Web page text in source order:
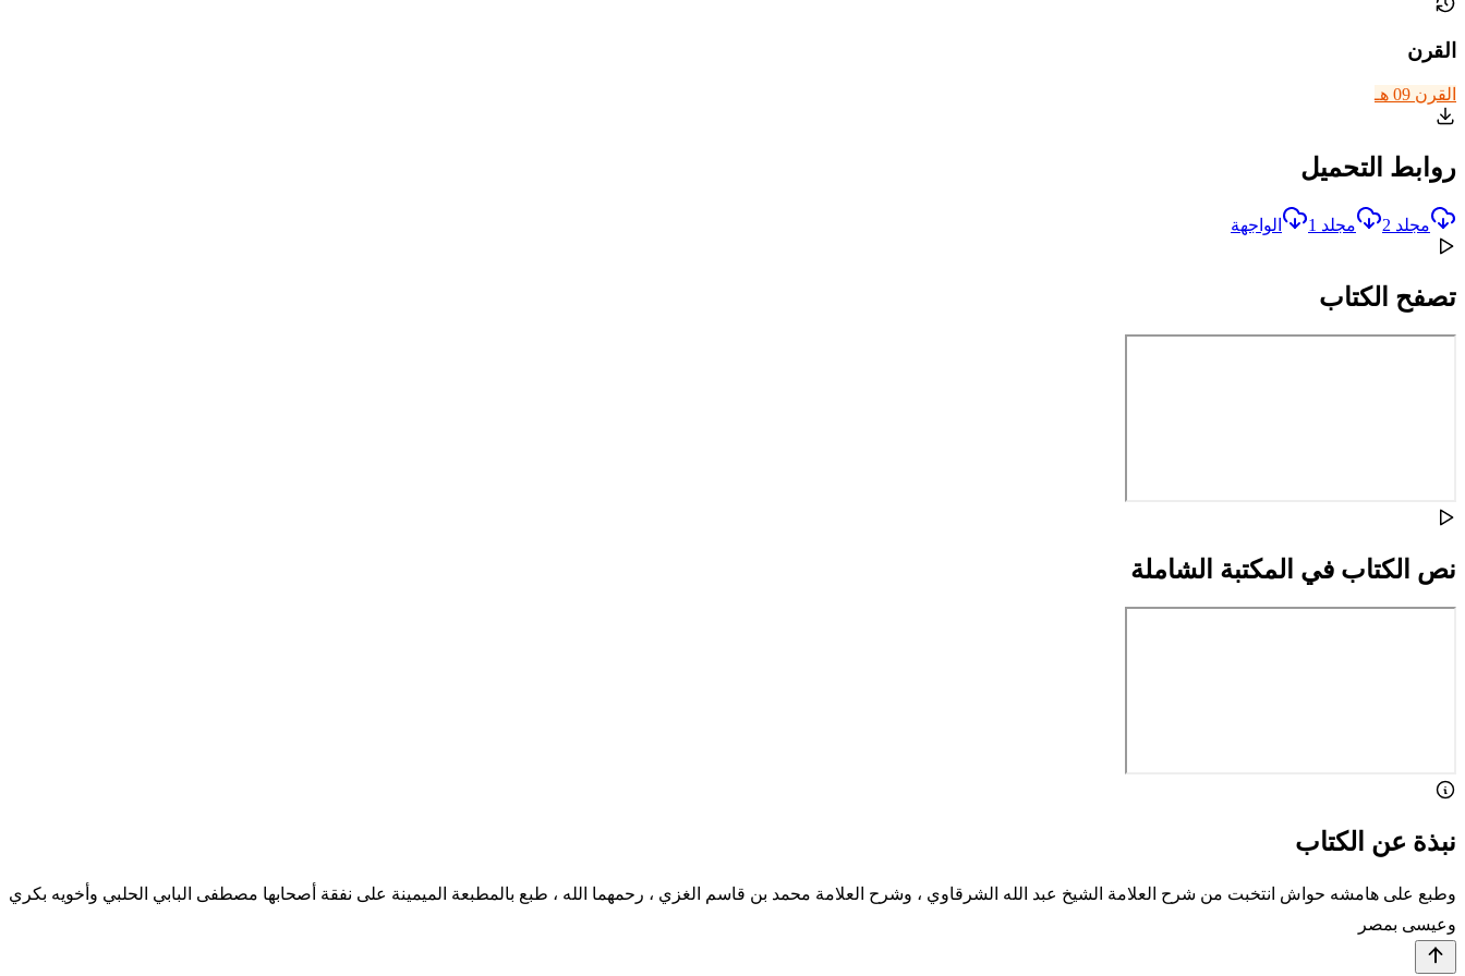
القرن
القرن 09 هـ
روابط التحميل
مجلد 2 مجلد 1 الواجهة
تصفح الكتاب
نص الكتاب في المكتبة الشاملة
نبذة عن الكتاب
وطبع على هامشه حواش انتخبت من شرح العلامة الشيخ عبد الله الشرقاوي ، وشرح العلامة محمد بن قاسم الغزي ، رحمهما الله ، طبع بالمطبعة الميمينة على نفقة أصحابها مصطفى البابي الحلبي وأخويه بكري
وعيسى بمصر